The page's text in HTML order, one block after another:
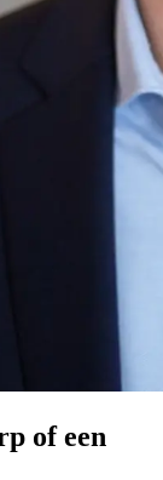
of een